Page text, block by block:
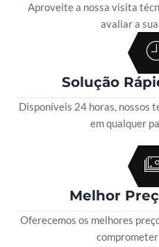
Aproveite a nossa visita
avaliar a
Solução
Disponíveis 24 horas, nossos
em qualquer
Melhor
Oferecemos os melhores